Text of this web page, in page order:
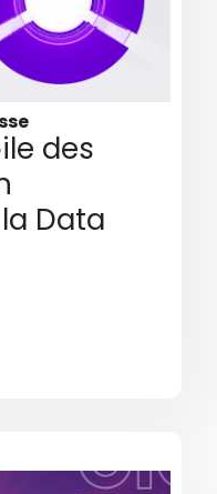
des
Data